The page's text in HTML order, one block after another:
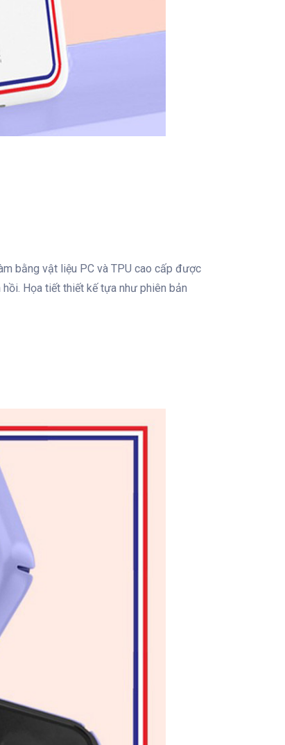
bằng vật liệu PC và TPU cao cấp được
Họa tiết thiết kế tựa như phiên bản